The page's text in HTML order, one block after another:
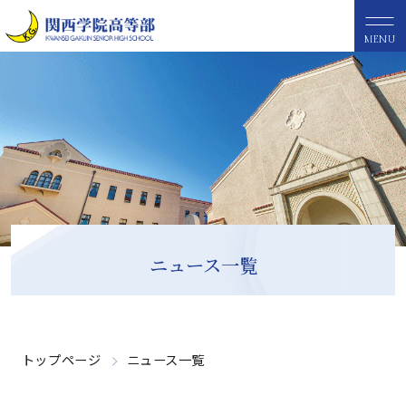
MENU
ニュース一覧
トップページ ニュース一覧